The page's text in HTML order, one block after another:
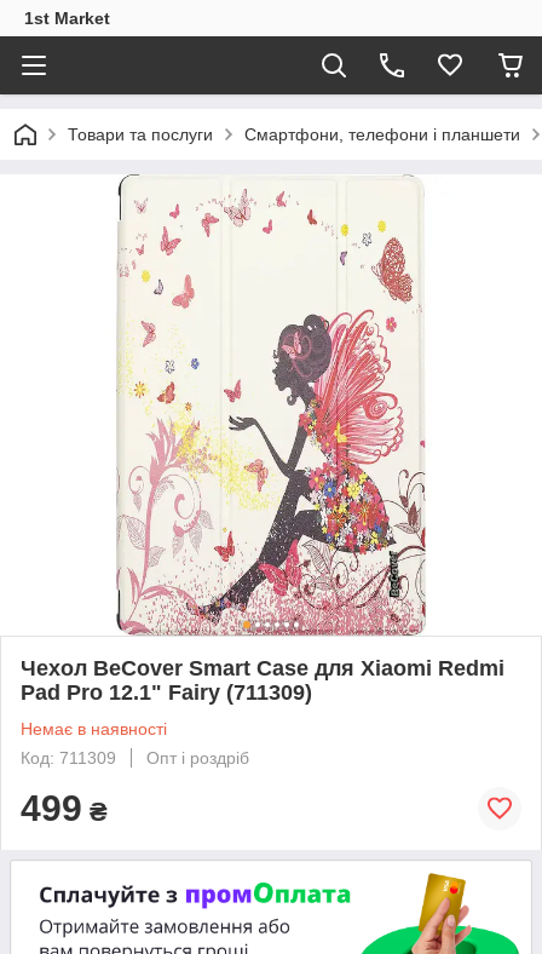
1st Market
Товари та послуги Смартфони, телефони і планшети
Чeхол BeCover Smart Case для Xiaomi Redmi
Pad Pro 12.1" Fairy (711309)
Немає в наявності
Код: 711309
Опт і роздріб
499 ₴